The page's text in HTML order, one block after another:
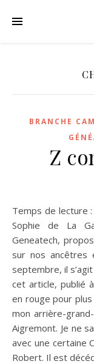
BRANCHE
Z
Temps de lecture : 3 minutesLes généathèmes, initiés par
Sophie de La
Geneatech,
sur nos ancêtres
septembre, il
cet article, publié
en rouge pour
mon arrière-
Aigremont. Je ne
avec une certaine
Robert. Il est